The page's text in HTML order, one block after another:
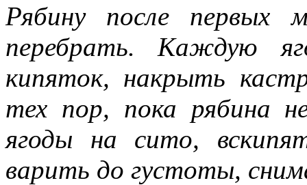
Рябину после первых
перебрать. Каждую
кипяток, накрыть
тех пор, пока рябина
ягоды на сито,
варить до густоты,